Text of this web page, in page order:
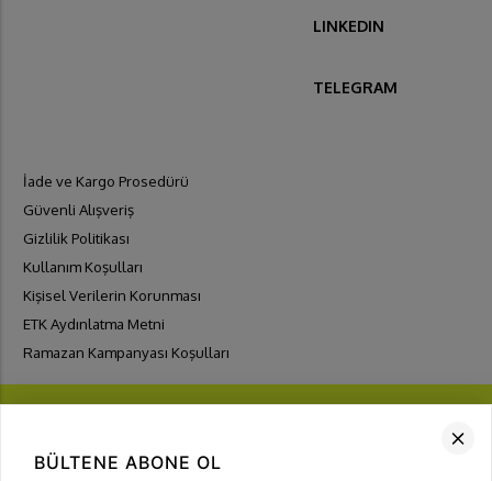
LINKEDIN
TELEGRAM
İade ve Kargo Prosedürü
Güvenli Alışveriş
Gizlilik Politikası
Kullanım Koşulları
Kişisel Verilerin Korunması
ETK Aydınlatma Metni
Ramazan Kampanyası Koşulları
BÜLTENE ABONE OL